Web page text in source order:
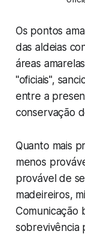
Os pontos
das aldeias
áreas
"oficiais",
entre a
conservação
Quanto mais
menos
provável de
madeireiros,
Comunicação
sobrevivência